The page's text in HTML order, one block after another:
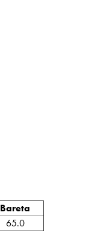
Bareta
65.0